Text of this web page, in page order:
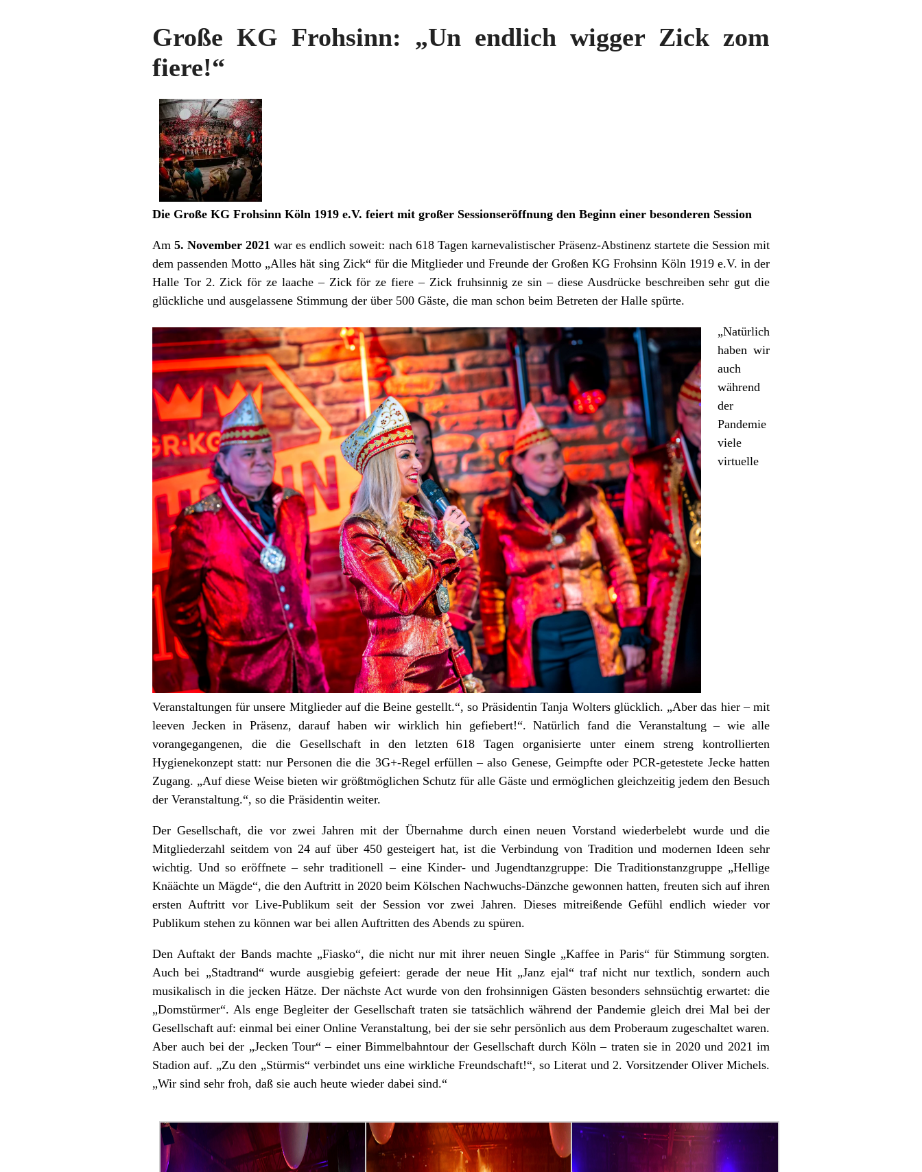
Große KG Frohsinn: „Un endlich wigger Zick zom
fiere!“
Die Große KG Frohsinn Köln 1919 e.V. feiert mit großer Sessionseröffnung den Beginn einer besonderen Session
Am5. November 2021 war es endlich soweit: nach 618 Tagen karnevalistischer Präsenz-Abstinenz startete die Session mit
dem passenden Motto „Alles hät sing Zick“ für die Mitglieder und Freunde der Großen KG Frohsinn Köln 1919 e.V. in der
Halle Tor 2. Zick för ze laache – Zick för ze fiere – Zick fruhsinnig ze sin – diese Ausdrücke beschreiben sehr gut die
glückliche und ausgelassene Stimmung der über 500 Gäste, die man schon beim Betreten der Halle spürte.
„Natürlich
haben wir
auch
während
der
Pandemie
viele
virtuelle
Veranstaltungen für unsere Mitglieder auf die Beine gestellt.“, so Präsidentin Tanja Wolters glücklich. „Aber das hier – mit
leeven Jecken in Präsenz, darauf haben wir wirklich hin gefiebert!“. Natürlich fand die Veranstaltung – wie alle
vorangegangenen, die die Gesellschaft in den letzten 618 Tagen organisierte unter einem streng kontrollierten
Hygienekonzept statt: nur Personen die die 3G+-Regel erfüllen – also Genese, Geimpfte oder PCR-getestete Jecke hatten
Zugang. „Auf diese Weise bieten wir größtmöglichen Schutz für alle Gäste und ermöglichen gleichzeitig jedem den Besuch
der Veranstaltung.“, so die Präsidentin weiter.
Der Gesellschaft, die vor zwei Jahren mit der Übernahme durch einen neuen Vorstand wiederbelebt wurde und die
Mitgliederzahl seitdem von 24 auf über 450 gesteigert hat, ist die Verbindung von Tradition und modernen Ideen sehr
wichtig. Und so eröffnete – sehr traditionell – eine Kinder- und Jugendtanzgruppe: Die Traditionstanzgruppe „Hellige
Knäächte un Mägde“, die den Auftritt in 2020 beim Kölschen Nachwuchs-Dänzche gewonnen hatten, freuten sich auf ihren
ersten Auftritt vor Live-Publikum seit der Session vor zwei Jahren. Dieses mitreißende Gefühl endlich wieder vor
Publikum stehen zu können war bei allen Auftritten des Abends zu spüren.
Den Auftakt der Bands machte „Fiasko“, die nicht nur mit ihrer neuen Single „Kaffee in Paris“ für Stimmung sorgten.
Auch bei „Stadtrand“ wurde ausgiebig gefeiert: gerade der neue Hit „Janz ejal“ traf nicht nur textlich, sondern auch
musikalisch in die jecken Hätze. Der nächste Act wurde von den frohsinnigen Gästen besonders sehnsüchtig erwartet: die
„Domstürmer“. Als enge Begleiter der Gesellschaft traten sie tatsächlich während der Pandemie gleich drei Mal bei der
Gesellschaft auf: einmal bei einer Online Veranstaltung, bei der sie sehr persönlich aus dem Proberaum zugeschaltet waren.
Aber auch bei der „Jecken Tour“ – einer Bimmelbahntour der Gesellschaft durch Köln – traten sie in 2020 und 2021 im
Stadion auf. „Zu den „Stürmis“ verbindet uns eine wirkliche Freundschaft!“, so Literat und 2. Vorsitzender Oliver Michels.
„Wir sind sehr froh, daß sie auch heute wieder dabei sind.“